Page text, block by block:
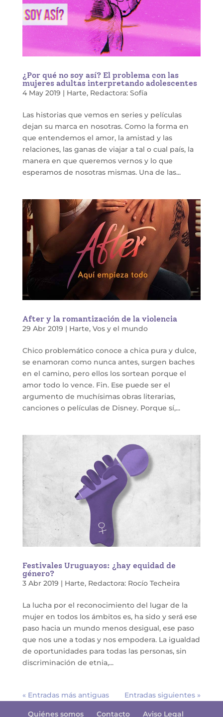
¿Por qué no soy así? El problema con las
mujeres adultas interpretando adolescentes
4 May 2019 | Harte, Redactora: Sofía
Las historias que vemos en series y películas
dejan su marca en nosotras. Como la forma en
que entendemos el amor, la amistad y las
relaciones, las ganas de viajar a tal o cual país, la
manera en que queremos vernos y lo que
esperamos de nosotras mismas. Una de las...
After y la romantización de la violencia
29 Abr 2019 | Harte, Vos y el mundo
Chico problemático conoce a chica pura y dulce,
se enamoran como nunca antes, surgen baches
en el camino, pero ellos los sortean porque el
amor todo lo vence. Fin. Ese puede ser el
argumento de muchísimas obras literarias,
canciones o películas de Disney. Porque sí,...
Festivales Uruguayos: ¿hay equidad de
género?
3 Abr 2019 | Harte, Redactora: Rocío Techeira
La lucha por el reconocimiento del lugar de la
mujer en todos los ámbitos es, ha sido y será ese
paso hacia un mundo menos desigual, ese paso
que nos une a todas y nos empodera. La igualdad
de oportunidades para todas las personas, sin
discriminación de etnia,...
« Entradas más antiguas Entradas siguientes »
Quiénes somos Contacto Aviso Legal